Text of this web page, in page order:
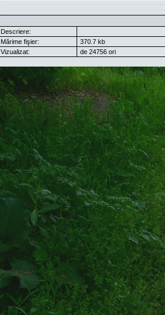
Descriere:
Mărime fişier:
370.7 kb
Vizualizat:
de 24756 ori